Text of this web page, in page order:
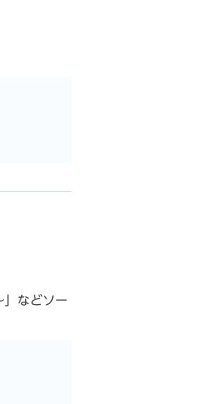
などソー